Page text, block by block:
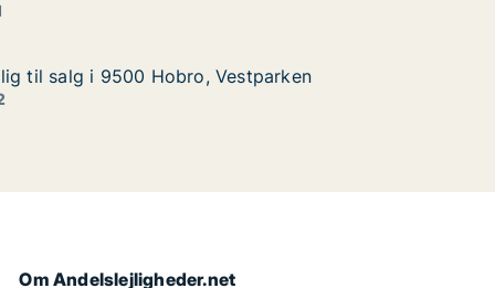
9500 Hobro, Vestparken
til salg i 9500 Hobro, Vestparken
til salg i 9500 Hobro, Vestparken
Om Andelslejligheder.net